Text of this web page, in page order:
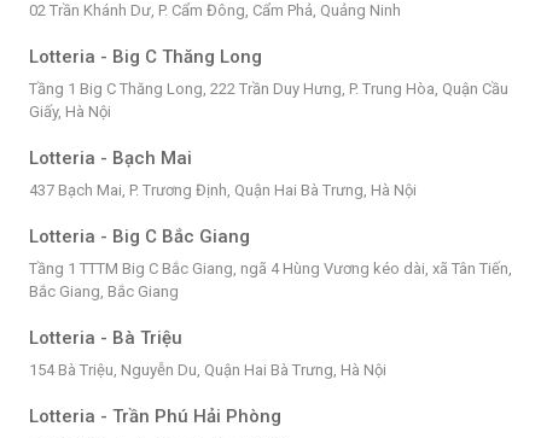
02 Trần Khánh Dư, P. Cẩm Đông, Cẩm Phả, Quảng Ninh
Lotteria - Big C Thăng Long
Tầng 1 Big C Thăng Long, 222 Trần Duy Hưng, P. Trung Hòa, Quận Cầu
Giấy, Hà Nội
Lotteria - Bạch Mai
437 Bạch Mai, P. Trương Định, Quận Hai Bà Trưng, Hà Nội
Lotteria - Big C Bắc Giang
Tầng 1 TTTM Big C Bắc Giang, ngã 4 Hùng Vương kéo dài, xã Tân Tiến,
Bắc Giang, Bắc Giang
Lotteria - Bà Triệu
154 Bà Triệu, Nguyễn Du, Quận Hai Bà Trưng, Hà Nội
Lotteria - Trần Phú Hải Phòng